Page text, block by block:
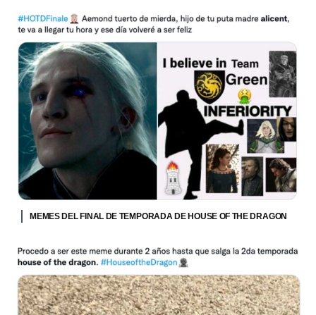
MEMES DEL FINAL DE TEMPORADA DE HOUSE OF THE DRAGON